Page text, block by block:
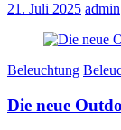
21. Juli 2025 admin
Beleuchtung
Die neue